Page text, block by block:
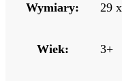
Wymiary: 29
Wiek: 3+